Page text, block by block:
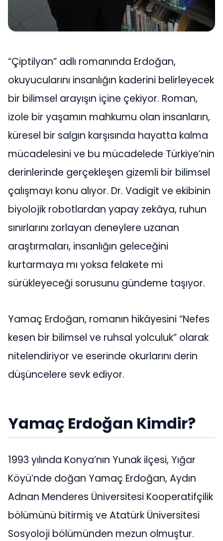
“Çiptilyan” adlı romanında Erdoğan,
okuyucularını insanlığın kaderini belirleyecek
bir bilimsel arayışın içine çekiyor. Roman,
izole bir yaşamın mahkumu olan insanların,
küresel bir salgın karşısında hayatta kalma
mücadelesini ve bu mücadelede Türkiye’nin
derinlerinde gerçekleşen gizemli bir bilimsel
çalışmayı konu alıyor. Dr. Vadigit ve ekibinin
biyolojik robotlardan yapay zekâya, ruhun
sınırlarını zorlayan deneylere uzanan
araştırmaları, insanlığın geleceğini
kurtarmaya mı yoksa felakete mi
sürükleyeceği sorusunu gündeme taşıyor.
Yamaç Erdoğan, romanın hikâyesini “Nefes
kesen bir bilimsel ve ruhsal yolculuk” olarak
nitelendiriyor ve eserinde okurlarını derin
düşüncelere sevk ediyor.
Yamaç Erdoğan Kimdir?
1993 yılında Konya’nın Yunak ilçesi, Yığar
Köyü’nde doğan Yamaç Erdoğan, Aydın
Adnan Menderes Üniversitesi Kooperatifçilik
bölümünü bitirmiş ve Atatürk Üniversitesi
Sosyoloji bölümünden mezun olmuştur.